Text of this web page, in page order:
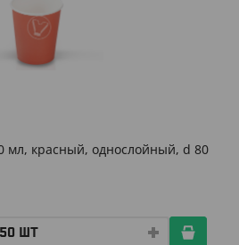
мл, красный, однослойный, d 80